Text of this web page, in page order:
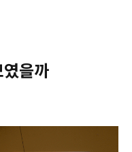
을까